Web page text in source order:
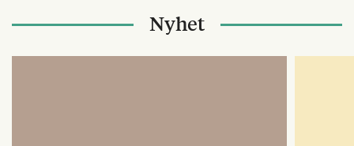
Nyhet